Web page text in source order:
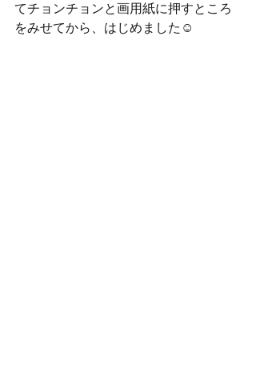
てチョンチョンと画用紙に押すところ
をみせてから、はじめました☺️